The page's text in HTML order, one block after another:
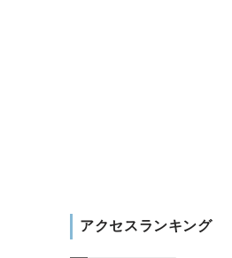
アクセスランキング